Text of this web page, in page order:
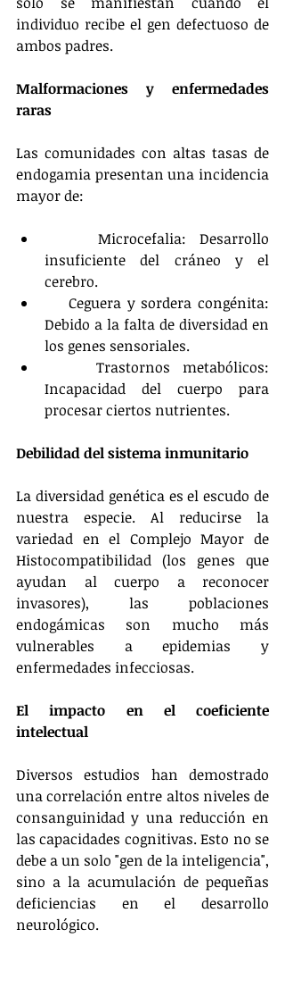
individuo recibe el gen defectuoso de
ambos padres.
Malformaciones y enfermedades
raras
Las comunidades con altas tasas de
endogamia presentan una incidencia
mayor de:
insuficiente del cráneo y el
cerebro.
Debido a la falta de diversidad en
los genes sensoriales.
Incapacidad del cuerpo para
procesar ciertos nutrientes.
Debilidad del sistema inmunitario
La diversidad genética es el escudo de
nuestra especie. Al reducirse la
variedad en el Complejo Mayor de
Histocompatibilidad (los genes que
ayudan al cuerpo a reconocer
invasores), las poblaciones
endogámicas son mucho más
vulnerables a epidemias y
enfermedades infecciosas.
El impacto en el coeficiente
intelectual
Diversos estudios han demostrado
una correlación entre altos niveles de
consanguinidad y una reducción en
las capacidades cognitivas. Esto no se
debe a un solo "gen de la inteligencia",
sino a la acumulación de pequeñas
deficiencias en el desarrollo
neurológico.